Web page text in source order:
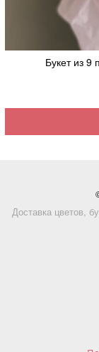
Букет из 9
Доставка цветов,